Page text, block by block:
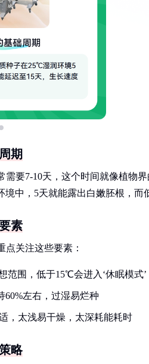
期
需要7-10天，这个时间就像植物
中，5天就能露出白嫩胚根，而
素
点关注这些要素：
范围，低于15℃会进入‘休眠模式’
60%左右，过湿易烂种
，太浅易干燥，太深耗能耗时
略